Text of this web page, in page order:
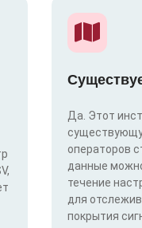
Да. Этот
операторов
данные
течение
для
покрытия